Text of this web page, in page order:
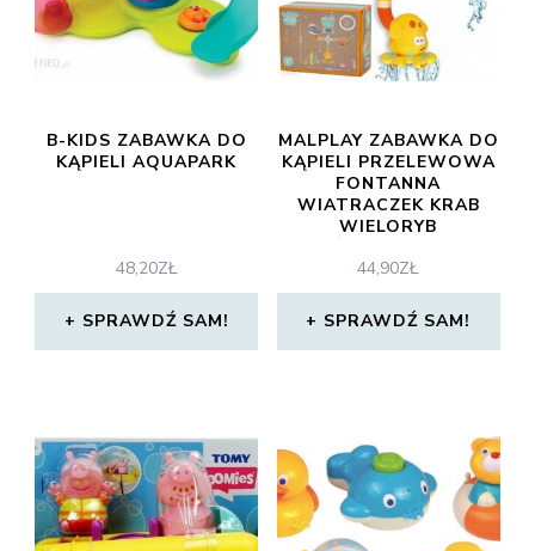
B-KIDS ZABAWKA DO
KĄPIELI AQUAPARK
48,20ZŁ
SPRAWDŹ SAM!
MALPLAY ZABAWKA DO
KĄPIELI PRZELEWOWA
FONTANNA
WIATRACZEK KRAB
WIELORYB
(226512)
44,90ZŁ
SPRAWDŹ SAM!